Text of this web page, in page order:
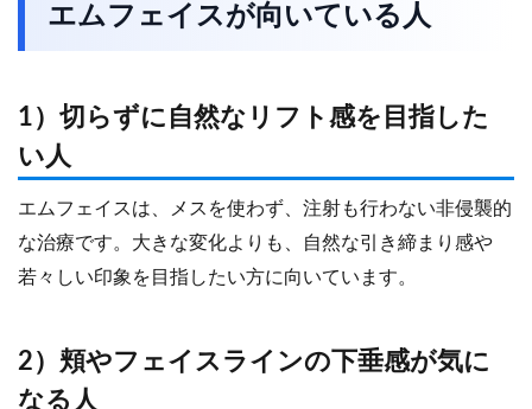
エムフェイスが向いている人
1）切らずに自然なリフト感を目指した
い人
エムフェイスは、メスを使わず、注射も行わない非侵襲的
な治療です。大きな変化よりも、自然な引き締まり感や
若々しい印象を目指したい方に向いています。
2）頬やフェイスラインの下垂感が気に
なる人